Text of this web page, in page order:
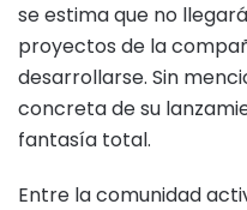
se estima que no
proyectos de la
desarrollarse. Sin
concreta de su
fantasía total.
Entre la comunidad